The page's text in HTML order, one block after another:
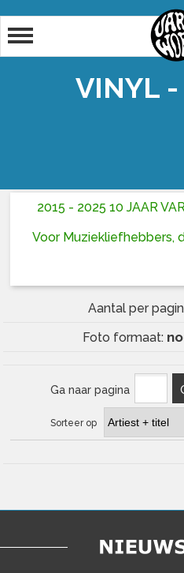
VINYL -
2015 - 2025 10 JAAR
Voor Muziekliefhebbers,
Aantal per
Foto formaat:
Ga naar pagina
Sorteer op